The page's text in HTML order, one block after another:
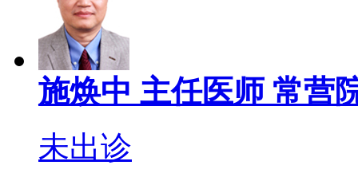
施焕中 主任医师 常营
未出诊